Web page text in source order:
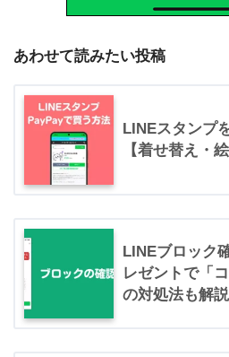
あわせて読みたい投稿
LINEスタンプ
【着せ替え・
LINEブロック
レゼントで「
の対処法も解